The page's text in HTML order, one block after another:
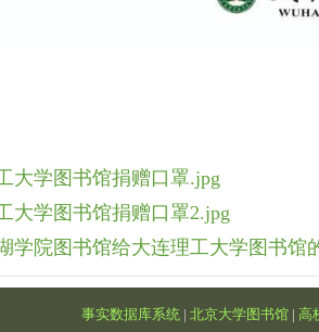
大学图书馆捐赠口罩.jpg
大学图书馆捐赠口罩2.jpg
学院图书馆给大连理工大学图书馆
事实数据库系统 | 北京大学图书馆| 高